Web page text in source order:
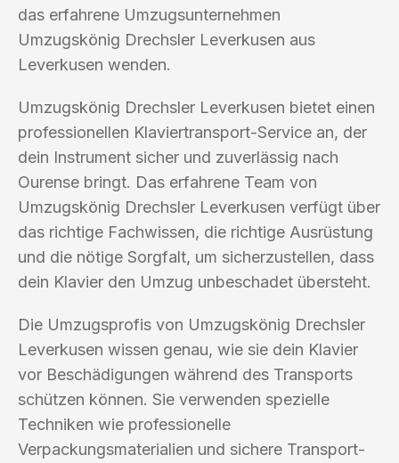
das erfahrene Umzugsunternehmen
Umzugskönig Drechsler Leverkusen aus
Leverkusen wenden.
Umzugskönig Drechsler Leverkusen bietet einen
professionellen Klaviertransport-Service an, der
dein Instrument sicher und zuverlässig nach
Ourense bringt. Das erfahrene Team von
Umzugskönig Drechsler Leverkusen verfügt über
das richtige Fachwissen, die richtige Ausrüstung
und die nötige Sorgfalt, um sicherzustellen, dass
dein Klavier den Umzug unbeschadet übersteht.
Die Umzugsprofis von Umzugskönig Drechsler
Leverkusen wissen genau, wie sie dein Klavier
vor Beschädigungen während des Transports
schützen können. Sie verwenden spezielle
Techniken wie professionelle
Verpackungsmaterialien und sichere Transport-